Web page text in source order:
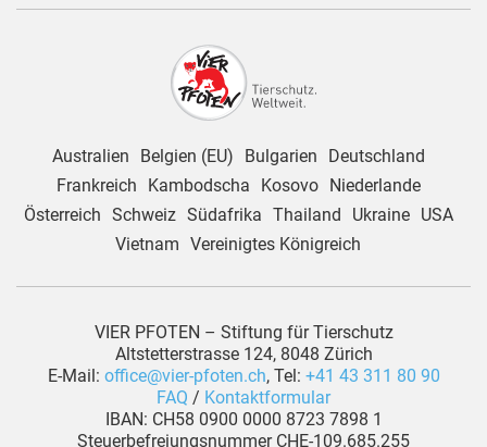
Australien Belgien (EU) Bulgarien
Deutschland
Frankreich
Kambodscha Kosovo
Niederlande
Österreich Schweiz Südafrika Thailand Ukraine
USA
Vietnam Vereinigtes Königreich
VIER PFOTEN – Stiftung für Tierschutz
Altstetterstrasse 124, 8048 Zürich
E-Mail: office@vier-pfoten.ch, Tel: +41 43 311 80 90
FAQ / Kontaktformular
IBAN: CH58 0900 0000 8723 7898 1
Steuerbefreiungsnummer CHE-109.685.255